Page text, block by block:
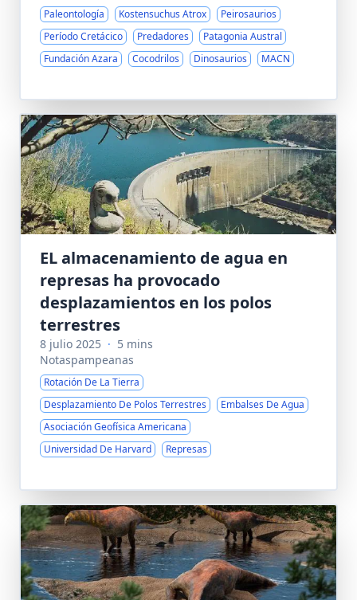
Paleontología Kostensuchus Atrox
Peirosaurios
Período Cretácico
Predadores
Patagonia Austral
Fundación Azara
Cocodrilos Dinosaurios MACN
EL almacenamiento de agua en
represas ha provocado
desplazamientos en los polos
terrestres
8 julio 2025 · 5 mins
Notaspampeanas
Rotación De La Tierra
Desplazamiento De Polos Terrestres
Embalses De Agua
Asociación Geofísica Americana
Universidad De Harvard
Represas